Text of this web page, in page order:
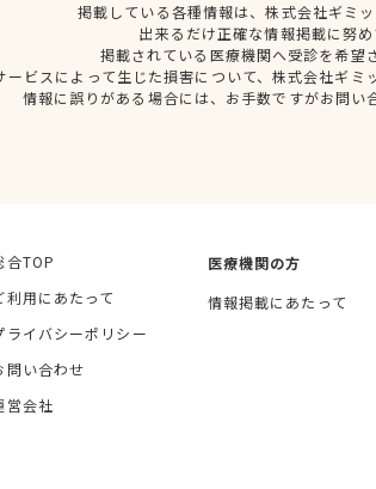
掲載している各種情報は、株式会社ギミ
出来るだけ正確な情報掲載に努
掲載されている医療機関へ受診を希望
ービスによって生じた損害について、株式会社ギ
情報に誤りがある場合には、お手数ですがお問
合TOP
利用にあたって
ライバシーポリシー
問い合わせ
営会社
医療機関の方
情報掲載にあたって